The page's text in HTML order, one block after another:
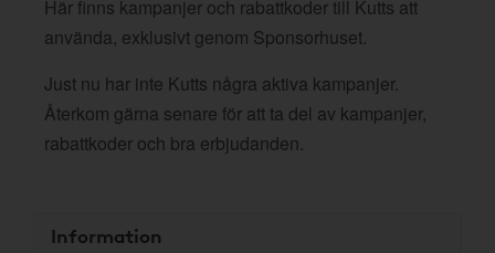
Här finns kampanjer och rabattkoder till Kutts att
använda, exklusivt genom Sponsorhuset.
Just nu har inte Kutts några aktiva kampanjer.
Återkom gärna senare för att ta del av kampanjer,
rabattkoder och bra erbjudanden.
Information